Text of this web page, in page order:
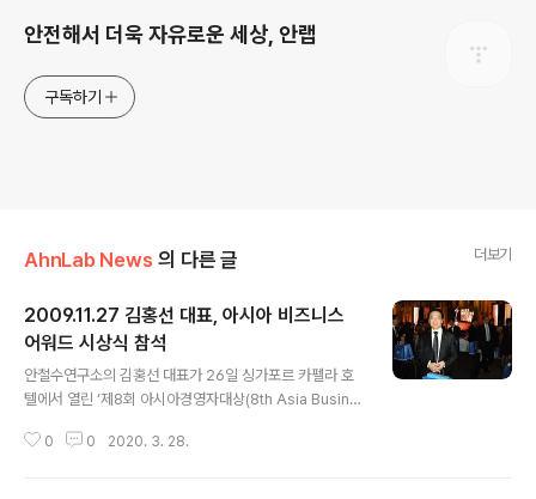
안전해서 더욱 자유로운 세상, 안랩
구독하기
AhnLab News 의 다른 글 더보기
2009.11.27 김홍선 대표, 아시아 비즈니스
어워드 시상식 참석
안철수연구소의 김홍선 대표가 26일 싱가포르 카펠라 호
텔에서 열린 ‘제8회 아시아경영자대상(8th Asia Busine
석했습니다. 2001년 시작된 ‘아시아경영자대상’은 미국
0 0 2020. 3. 28.